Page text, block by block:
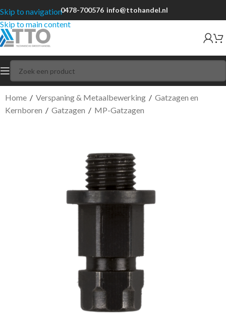
Skip to navigation
Skip to main content
0478-700576 info@ttohandel.nl
Home / Verspaning & Metaalbewerking / Gatzagen en
Kernboren / Gatzagen / MP-Gatzagen